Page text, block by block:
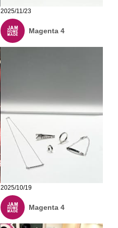
2025/11/23
Magenta 4
2025/10/19
Magenta 4